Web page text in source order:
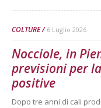
COLTURE 6 Luglio 2026
Nocciole, in
previsioni per
positive
Dopo tre anni di cali